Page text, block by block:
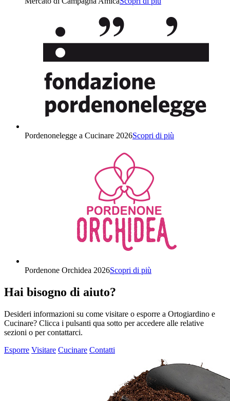
Pordenonelegge a Cucinare 2026Scopri di più
Pordenone Orchidea 2026Scopri di più
Hai bisogno di aiuto?
Desideri informazioni su come visitare o esporre a Ortogiardino e
Cucinare? Clicca i pulsanti qua sotto per accedere alle relative
sezioni o per contattarci.
Esporre Visitare Cucinare Contatti